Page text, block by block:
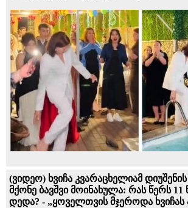
(ვიდეო) ხვიჩა კვარაცხელიამ
მქონე ბავშვი მოინახულა: რას წერს
დედა? - „ყოველთვის მჯეროდა ხვიჩას